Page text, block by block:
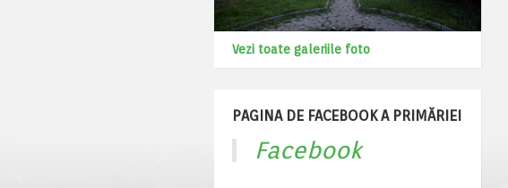
Vezi toate galeriile foto
PAGINA DE FACEBOOK A PRIMĂRIEI
Facebook